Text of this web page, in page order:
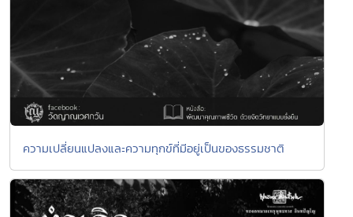
ความเปลี่ยนแปลงและความทุกข์ที่มีอยู่เป็นของธรรมชาติ